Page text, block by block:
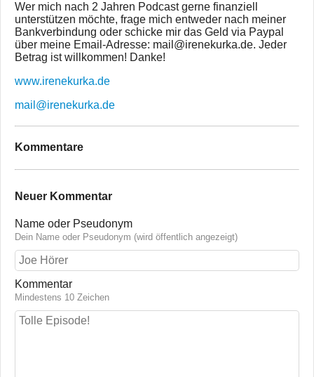
Wer mich nach 2 Jahren Podcast gerne finanziell
unterstützen möchte, frage mich entweder nach meiner
Bankverbindung oder schicke mir das Geld via Paypal
über meine Email-Adresse: mail@irenekurka.de. Jeder
Betrag ist willkommen! Danke!
www.irenekurka.de
mail@irenekurka.de
Kommentare
Neuer Kommentar
Name oder Pseudonym
Dein Name oder Pseudonym (wird öffentlich angezeigt)
Kommentar
Mindestens 10 Zeichen